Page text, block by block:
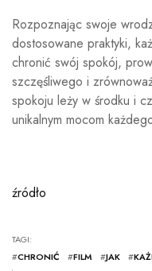
Rozpoznając swoje
dostosowane praktyki,
chronić swój spokój,
szczęśliwego i
spokoju leży w środku i
unikalnym mocom
źródło
TAGI:
#CHRONIĆ #FILM #JAK #